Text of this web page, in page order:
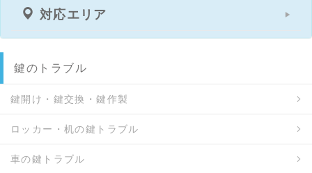
対応エリア
鍵のトラブル
鍵開け・鍵交換・鍵作製
ロッカー・机の鍵トラブル
車の鍵トラブル